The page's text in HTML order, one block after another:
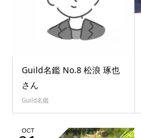
Guild名鑑 No.8 松浪 琢也
さん
Guild名鑑
OCT